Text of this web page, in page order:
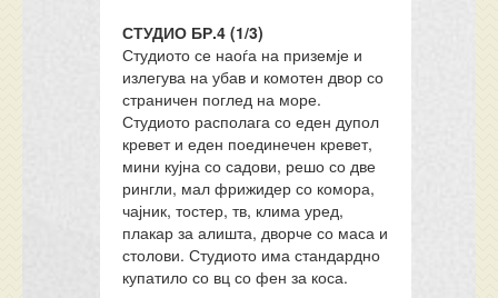
СТУДИО БР.4 (1/3)
Студиото се наоѓа на приземје и
излегува на убав и комотен двор со
страничен поглед на море.
Студиото располага со еден дупол
кревет и еден поединечен кревет,
мини кујна со садови, решо со две
рингли, мал фрижидер со комора,
чајник, тостер, тв, клима уред,
плакар за алишта, дворче со маса и
столови. Студиото има стандардно
купатило со вц со фен за коса.